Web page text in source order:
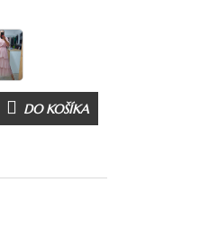
DO KOŠÍKA